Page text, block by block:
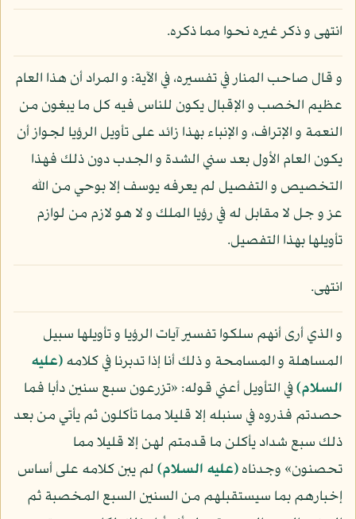
انتهى و ذكر غيره نحوا مما ذكره.
و قال صاحب المنار في تفسيره، في الآية: و المراد أن هذا العام
عظيم الخصب و الإقبال يكون للناس فيه كل ما يبغون من
النعمة و الإتراف، و الإنباء بهذا زائد على تأويل الرؤيا لجواز أن
يكون العام الأول بعد سني الشدة و الجدب دون ذلك فهذا
التخصيص و التفصيل لم يعرفه يوسف إلا بوحي من الله
عز و جل لا مقابل له في رؤيا الملك و لا هو لازم من لوازم
تأويلها بهذا التفصيل.
انتهى.
و الذي أرى أنهم سلكوا تفسير آيات الرؤيا و تأويلها سبيل
المساهلة و المسامحة و ذلك أنا إذا تدبرنا في كلامه(عليه
السلام)في التأويل أعني قوله: «تزرعون سبع سنين دأبا فما
حصدتم فذروه في سنبله إلا قليلا مما تأكلون ثم يأتي من بعد
ذلك سبع شداد يأكلن ما قدمتم لهن إلا قليلا مما
تحصنون» وجدناه(عليه السلام)لم يبن كلامه على أساس
إخبارهم بما سيستقبلهم من السنين السبع المخصبة ثم